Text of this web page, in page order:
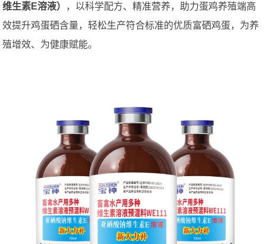
维生素E溶液） ，以科学配方、精准营养，助力蛋鸡养殖端高
效提升鸡蛋硒含量，轻松生产符合标准的优质富硒鸡蛋，为养
殖增效、为健康赋能。